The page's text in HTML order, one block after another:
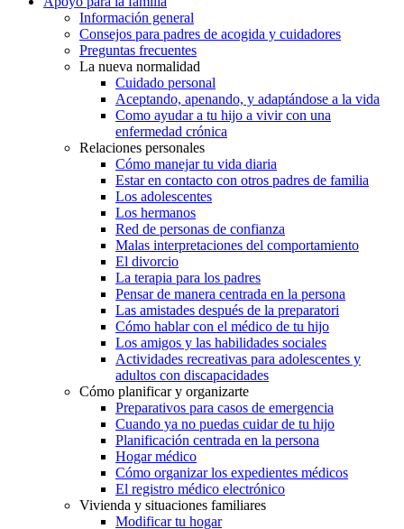
Información general
Consejos para padres de acogida y cuidadores
Preguntas frecuentes
La nueva normalidad
Cuidado personal
Aceptando, apenando, y adaptándose a la vida
Como ayudar a tu hijo a vivir con una
enfermedad crónica
Relaciones personales
Cómo manejar tu vida diaria
Estar en contacto con otros padres de familia
Los adolescentes
Los hermanos
Red de personas de confianza
Malas interpretaciones del comportamiento
El divorcio
La terapia para los padres
Pensar de manera centrada en la persona
Las amistades después de la preparatori
Cómo hablar con el médico de tu hijo
Los amigos y las habilidades sociales
Actividades recreativas para adolescentes y
adultos con discapacidades
Cómo planificar y organizarte
Preparativos para casos de emergencia
Cuando ya no puedas cuidar de tu hijo
Planificación centrada en la persona
Hogar médico
Cómo organizar los expedientes médicos
El registro médico electrónico
Vivienda y situaciones familiares
Modificar tu hogar